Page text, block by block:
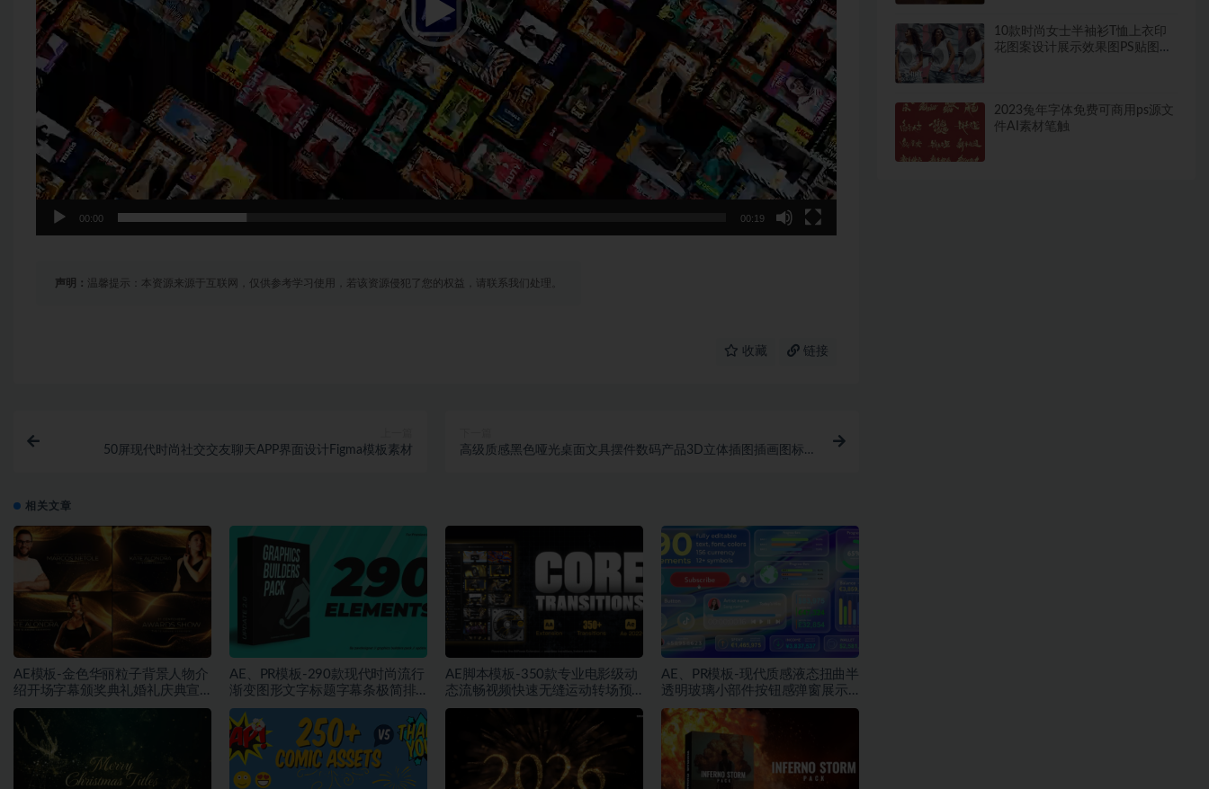
00:00 00:19
声明： 温馨提示：本资源来源于互联网，仅供参考学习使用，若该资源侵犯了您的权益，请联系我们处理。
收藏 链接
50屏现代时尚社交交友聊天APP界面设计Figma模板素材
高级质感黑色哑光桌面文具摆件数码产品3D立体插图插画图标设
相关文章
AE模板-金色华丽粒子背景人物介
绍开场字幕颁奖典礼婚礼庆典宣
传动画
AE、PR模板-290款现代时尚流行
渐变图形文字标题字幕条极简排
版动画
AE脚本模板-350款专业电影级动
态流畅视频快速无缝运动转场预
设
AE、PR模板-现代质感液态扭曲半
透明玻璃小部件按钮感弹窗展示
动画素材
10款时尚女士半袖衫T恤上衣印
花图案设计展示效果图PS贴图样
2023兔年字体免费可商用ps源文
件AI素材笔触